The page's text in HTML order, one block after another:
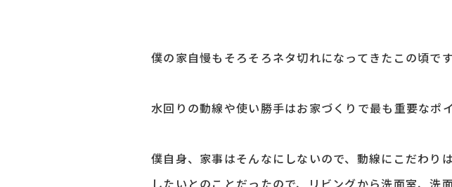
僕の家自慢もそろそろネタ切れになってきたこの頃
水回りの動線や使い勝手はお家づくりで最も重要なポ
僕自身、家事はそんなにしないので、動線にこだわり